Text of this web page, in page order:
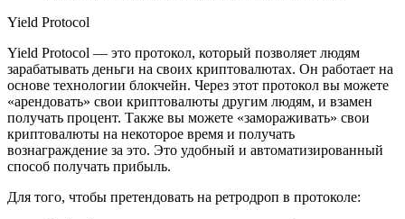
Yield Protocol
Yield Protocol — это протокол, который позволяет людям
зарабатывать деньги на своих криптовалютах. Он работает на
основе технологии блокчейн. Через этот протокол вы можете
«арендовать» свои криптовалюты другим людям, и взамен
получать процент. Также вы можете «замораживать» свои
криптовалюты на некоторое время и получать
вознаграждение за это. Это удобный и автоматизированный
способ получать прибыль.
Для того, чтобы претендовать на ретродроп в протоколе: